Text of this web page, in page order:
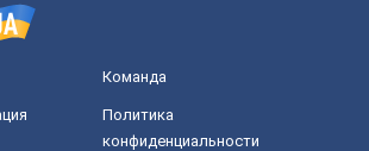
Команда
Политика
конфиденциальности